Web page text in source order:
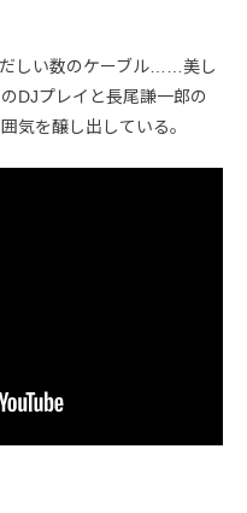
しい数のケーブル……美し
DJプレイと長尾謙一郎の
気を醸し出している。